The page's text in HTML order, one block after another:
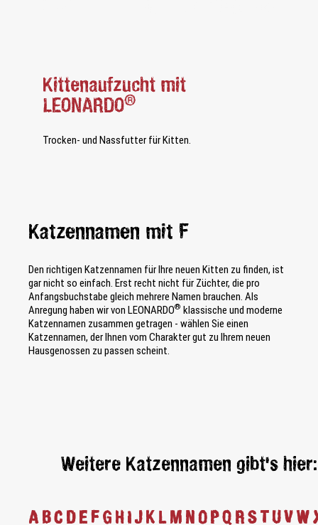
Kittenaufzucht mit
LEONARDO®
Trocken- und Nassfutter für Kitten.
Katzennamen mit F
Den richtigen Katzennamen für Ihre neuen Kitten zu finden, ist
gar nicht so einfach. Erst recht nicht für Züchter, die pro
Anfangsbuchstabe gleich mehrere Namen brauchen. Als
Anregung haben wir von LEONARDO® klassische und moderne
Katzennamen zusammen getragen - wählen Sie einen
Katzennamen, der Ihnen vom Charakter gut zu Ihrem neuen
Hausgenossen zu passen scheint.
Weitere Katzennamen gibt's hier:
A BC D E F G H IJ K L M N O PQ R S TU V W